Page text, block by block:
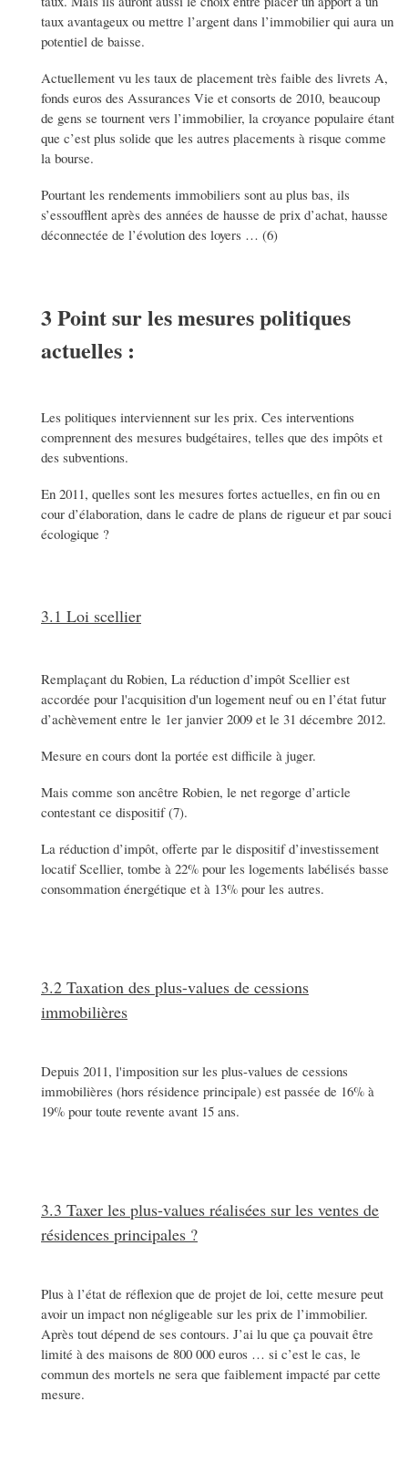
taux avantageux ou mettre l’argent dans l’immobilier qui aura un
potentiel de baisse.
Actuellement vu les taux de placement très faible des livrets A,
fonds euros des Assurances Vie et consorts de 2010, beaucoup
de gens se tournent vers l’immobilier, la croyance populaire étant
que c’est plus solide que les autres placements à risque comme
la bourse.
Pourtant les rendements immobiliers sont au plus bas, ils
s’essoufflent après des années de hausse de prix d’achat, hausse
déconnectée de l’évolution des loyers … (6)
3 Point sur les mesures politiques
actuelles :
Les politiques interviennent sur les prix. Ces interventions
comprennent des mesures budgétaires, telles que des impôts et
des subventions.
En 2011, quelles sont les mesures fortes actuelles, en fin ou en
cour d’élaboration, dans le cadre de plans de rigueur et par souci
écologique ?
3.1 Loi scellier
Remplaçant du Robien, La réduction d’impôt Scellier est
accordée pour l'acquisition d'un logement neuf ou en l’état futur
d’achèvement entre le 1er janvier 2009 et le 31 décembre 2012.
Mesure en cours dont la portée est difficile à juger.
Mais comme son ancêtre Robien, le net regorge d’article
contestant ce dispositif (7).
La réduction d’impôt, offerte par le dispositif d’investissement
locatif Scellier, tombe à 22% pour les logements labélisés basse
consommation énergétique et à 13% pour les autres.
3.2 Taxation des plus-values de cessions
immobilières
Depuis 2011, l'imposition sur les plus-values de cessions
immobilières (hors résidence principale) est passée de 16% à
19% pour toute revente avant 15 ans.
3.3 Taxer les plus-values réalisées sur les ventes de
résidences principales ?
Plus à l’état de réflexion que de projet de loi, cette mesure peut
avoir un impact non négligeable sur les prix de l’immobilier.
Après tout dépend de ses contours. J’ai lu que ça pouvait être
limité à des maisons de 800 000 euros … si c’est le cas, le
commun des mortels ne sera que faiblement impacté par cette
mesure.